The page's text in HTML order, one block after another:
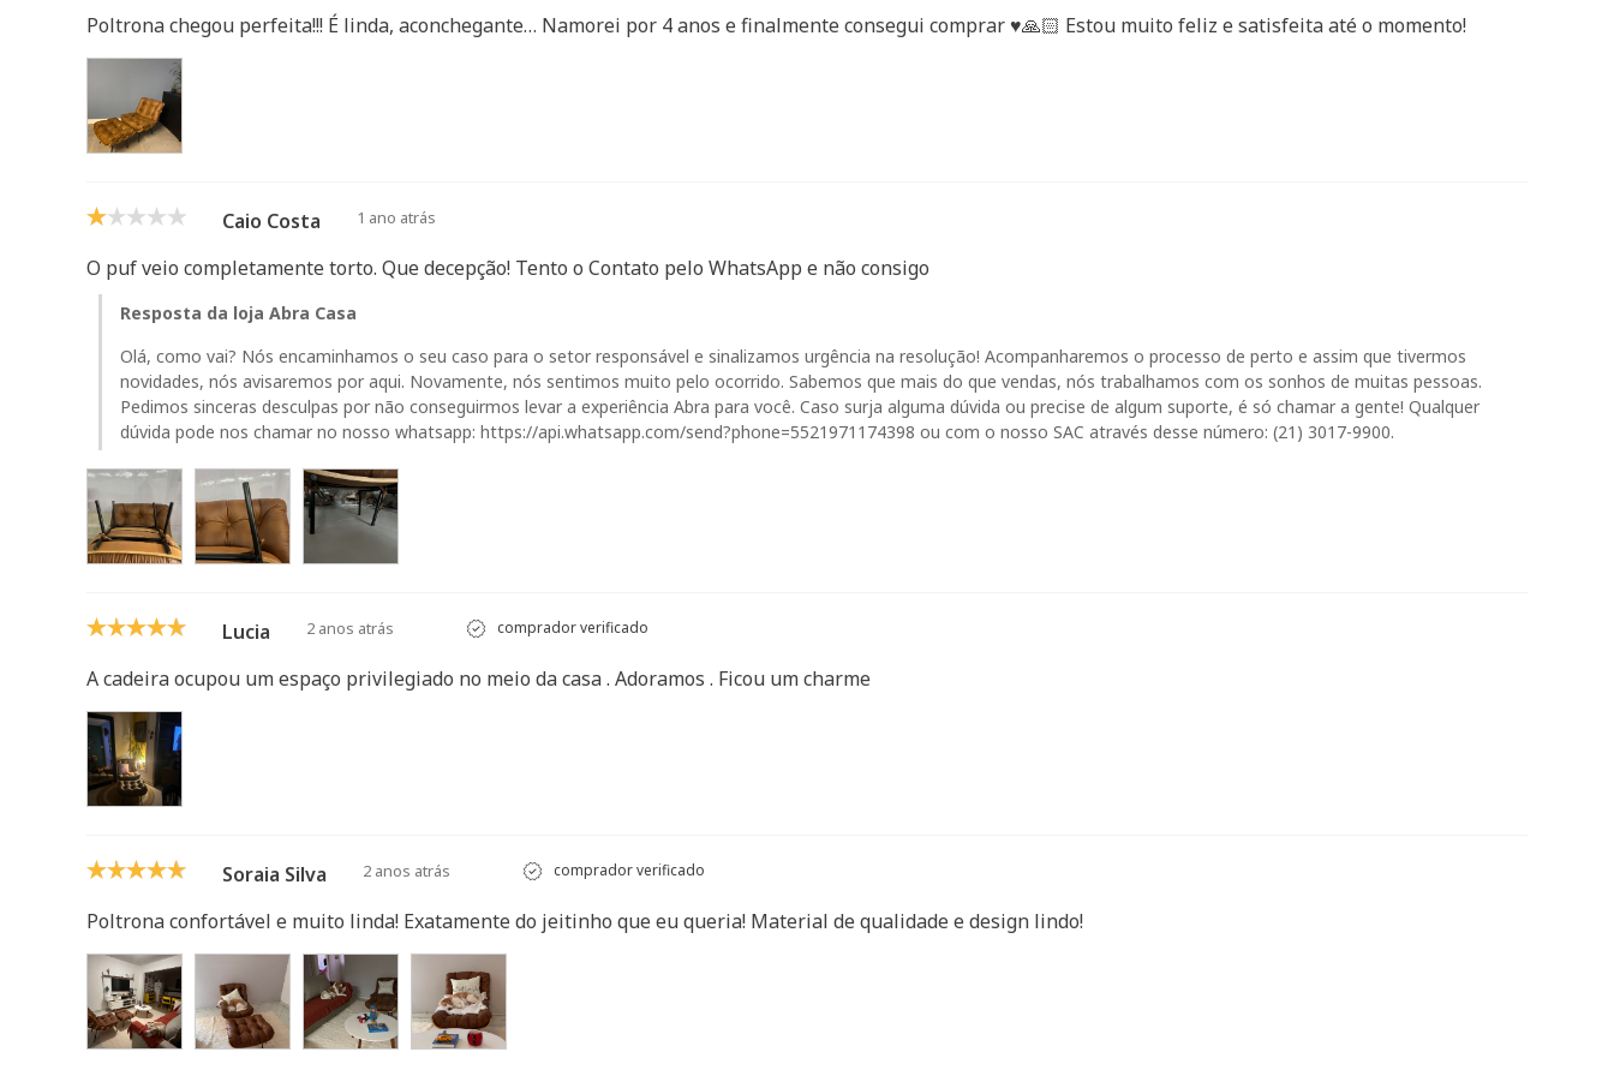
Poltrona chegou perfeita!!! É linda, aconchegante… Namorei por 4 anos e finalmente consegui comprar ♥️🙏🏻 Estou muito feliz e satisfeita até o momento!
Caio Costa 1 ano atrás
O puf veio completamente torto. Que decepção! Tento o Contato pelo WhatsApp e não consigo
Resposta da loja Abra Casa
Olá, como vai? Nós encaminhamos o seu caso para o setor responsável e sinalizamos urgência na resolução! Acompanharemos o processo de perto e assim que tivermos
novidades, nós avisaremos por aqui. Novamente, nós sentimos muito pelo ocorrido. Sabemos que mais do que vendas, nós trabalhamos com os sonhos de muitas pessoas.
Pedimos sinceras desculpas por não conseguirmos levar a experiência Abra para você. Caso surja alguma dúvida ou precise de algum suporte, é só chamar a gente! Qualquer
dúvida pode nos chamar no nosso whatsapp: https://api.whatsapp.com/send?phone=5521971174398 ou com o nosso SAC através desse número: (21) 3017-9900.
Lucia 2 anos atrás comprador verificado
A cadeira ocupou um espaço privilegiado no meio da casa . Adoramos . Ficou um charme
Soraia Silva 2 anos atrás comprador verificado
Poltrona confortável e muito linda! Exatamente do jeitinho que eu queria! Material de qualidade e design lindo!